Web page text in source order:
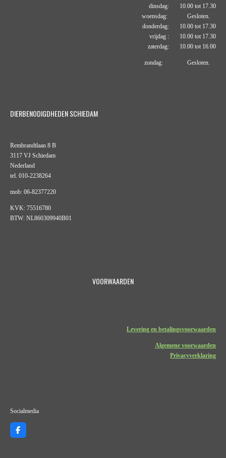
dinsdag: 10.00 tot 17.30
woensdag: Gesloten.
donderdag: 10.00 tot 17.30
vrijdag : 10.00 tot 17.30
zaterdag: 10.00 tot 16.00
zondag: Gesloten.
DIERBENODIGDHEDEN SCHIEDAM
Rembrandtlaan 8 B
3117 VJ Schiedam
Nederland
tel. 010-2238264
mob: 06-82377220
KVK: 75516780
BTW: NL860309940B01
VOORWAARDEN
Levering en betalingsvoorwaarden
Algemene voorwaarden
Privacyverklaring
Socialmedia
F
a